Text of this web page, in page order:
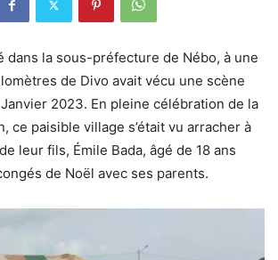
dans la sous-préfecture de Nébo, à une
de Divo avait vécu une scène
2023. En pleine célébration de la
ce paisible village s’était vu arracher à
leur fils, Émile Bada, âgé de 18 ans
de Noël avec ses parents.